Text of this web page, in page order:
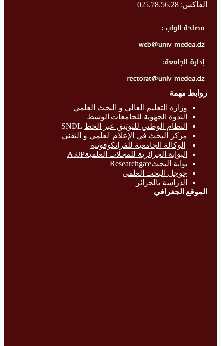
الفاكس: 025.78.56.28
روابط مهمة
وزارة التعليم العالي و البحث العلمي
الندوة الجهوية للجامعات الوسط
النظام الوطني للتوثيق عبر الخط
مركز البحث في الإعلام العلمي و التقني
الوكالة الجامعية للفرانكوفونية
البوابة الجزائرية للمجلات العلميةASJP
بوابة البحثResearchgate
جوجل البحث العلمى
الدراسة بالجزائر
الموقع الجغرافي